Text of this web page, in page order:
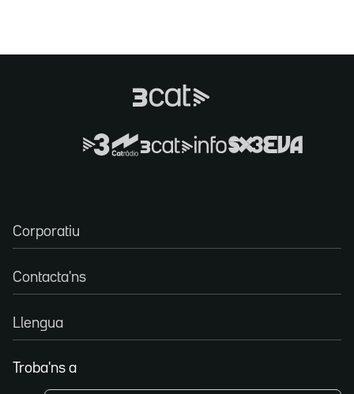
Corporatiu
Contacta'ns
Llengua
Troba'ns a